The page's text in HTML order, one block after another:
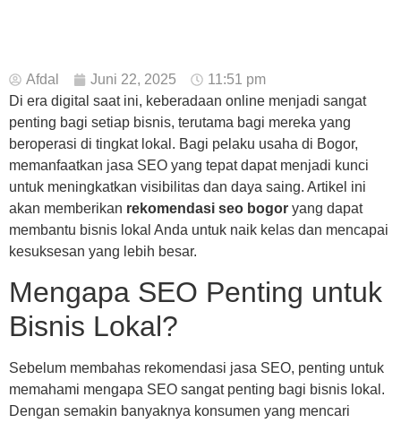
Afdal Juni 22, 2025
11:51 pm
Di era digital saat ini, keberadaan online menjadi sangat
penting bagi setiap bisnis, terutama bagi mereka yang
beroperasi di tingkat lokal. Bagi pelaku usaha di Bogor,
memanfaatkan jasa SEO yang tepat dapat menjadi kunci
untuk meningkatkan visibilitas dan daya saing. Artikel ini
akan memberikan rekomendasi seo bogor yang dapat
membantu bisnis lokal Anda untuk naik kelas dan mencapai
kesuksesan yang lebih besar.
Mengapa SEO Penting untuk
Bisnis Lokal?
Sebelum membahas rekomendasi jasa SEO, penting untuk
memahami mengapa SEO sangat penting bagi bisnis lokal.
Dengan semakin banyaknya konsumen yang mencari